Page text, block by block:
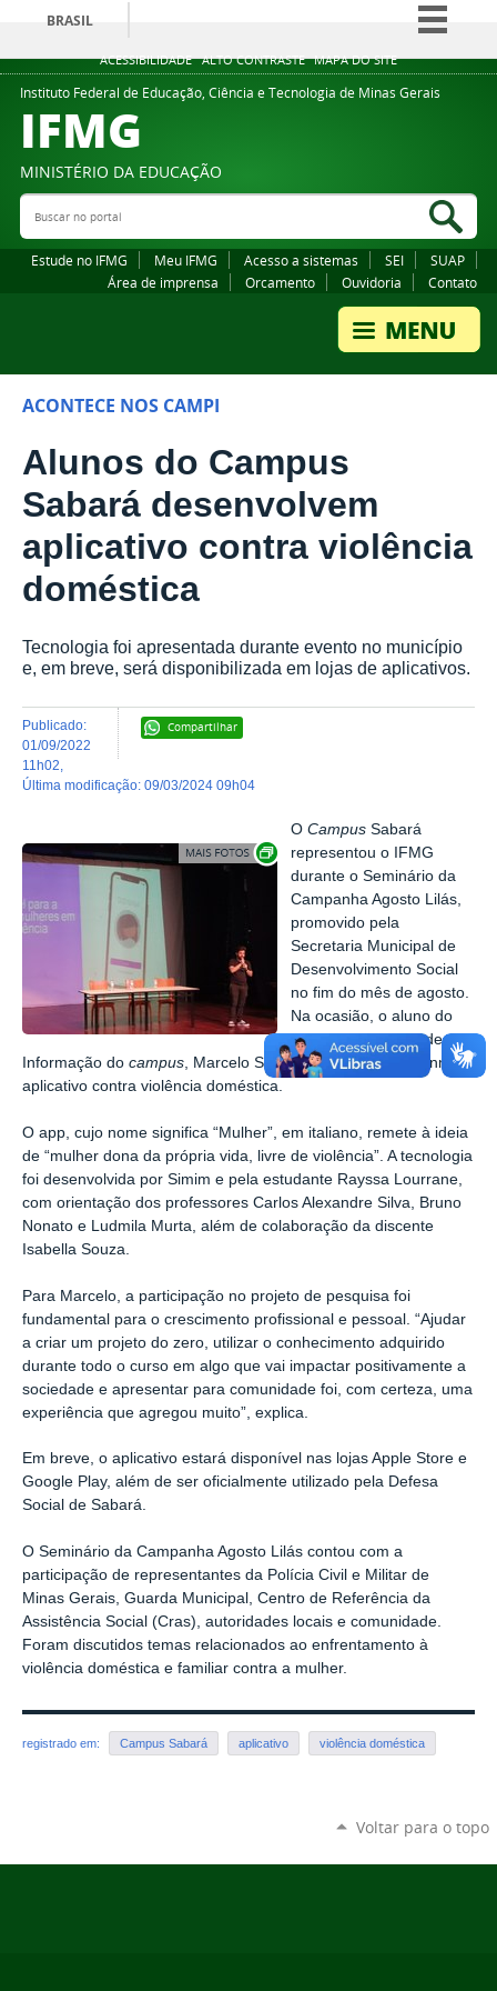
ACESSIBILIDADE ALTO CONTRASTE MAPA DO SITE
BRASIL
Simplifique!
Comunica BR
Legislação
Instituto Federal de Educação, Ciência e Tecnologia de Minas Gerais
IFMG
MINISTÉRIO DA EDUCAÇÃO
Buscar no portal
Estude no IFMG Meu IFMG Acesso a sistemas SEI
SUAP
Área de imprensa
Orcamento Ouvidoria Contato
ACONTECE NOS CAMPI
Alunos do Campus
Sabará desenvolvem
aplicativo contra violência
doméstica
Tecnologia foi apresentada durante evento no município
e, em breve, será disponibilizada em lojas de aplicativos.
Compartilhar
publicado:
01/09/2022
11h02
última modificação: 09/03/2024 09h04
Exibir carrossel de imagens
OCampus Sabará
representou o IFMG
durante o Seminário da
Campanha Agosto Lilás,
promovido pela
Secretaria Municipal de
Desenvolvimento Social
no fim do mês de agosto.
Na ocasião, o aluno do
curso de Sistemas de
Informação do campus, Marcelo Simim, apresentou o “Donna”,
aplicativo contra violência doméstica.
O app, cujo nome significa “Mulher”, em italiano, remete à ideia
de “mulher dona da própria vida, livre de violência”. A tecnologia
foi desenvolvida por Simim e pela estudante Rayssa Lourrane,
com orientação dos professores Carlos Alexandre Silva,
Bruno
Nonato e Ludmila Murta, além de colaboração da discente
Isabella Souza.
Para Marcelo, a participação no projeto de pesquisa foi
fundamental para o crescimento profissional e pessoal. “Ajudar
a criar um projeto do zero, utilizar o conhecimento adquirido
durante todo o curso em algo que vai impactar positivamente a
sociedade e apresentar para comunidade foi, com certeza, uma
experiência que agregou muito”, explica.
Em breve, o aplicativo estará disponível nas lojas Apple Store e
Google Play, além de ser oficialmente utilizado pela Defesa
Social de Sabará.
O Seminário da Campanha Agosto Lilás contou com a
participação de representantes da Polícia Civil e Militar de
Minas Gerais, Guarda Municipal, Centro de Referência da
Assistência Social (Cras), autoridades locais e comunidade.
Foram discutidos temas relacionados ao enfrentamento à
violência doméstica e familiar contra a mulher.
registrado em: Campus Sabará aplicativo violência doméstica
Voltar para o topo